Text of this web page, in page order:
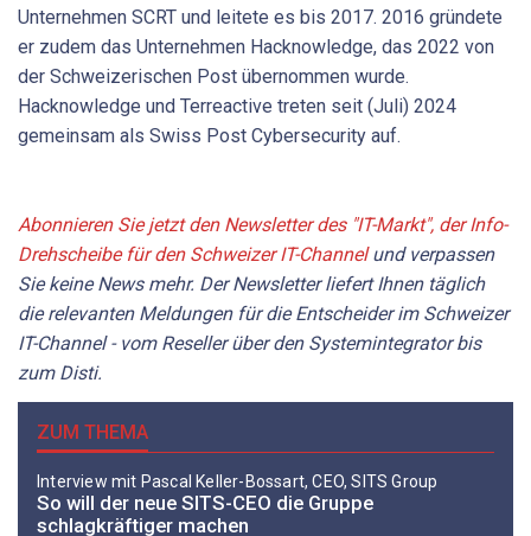
Unternehmen SCRT und leitete es bis 2017. 2016 gründete
er zudem das Unternehmen Hacknowledge, das 2022 von
der Schweizerischen Post übernommen wurde.
Hacknowledge und Terre­active treten seit (Juli) 2024
gemeinsam als Swiss Post Cybersecurity auf.
Abonnieren Sie jetzt den Newsletter des "IT-Markt", der Info-
Drehscheibe für den Schweizer IT-Channelund verpassen
Sie keine News mehr. Der Newsletter liefert Ihnen täglich
die relevanten Meldungen für die Entscheider im Schweizer
IT-Channel - vom Reseller über den Systemintegrator bis
zum Disti.
ZUM THEMA
Interview mit Pascal Keller-Bossart, CEO, SITS Group
So will der neue SITS-CEO die Gruppe
schlagkräftiger machen